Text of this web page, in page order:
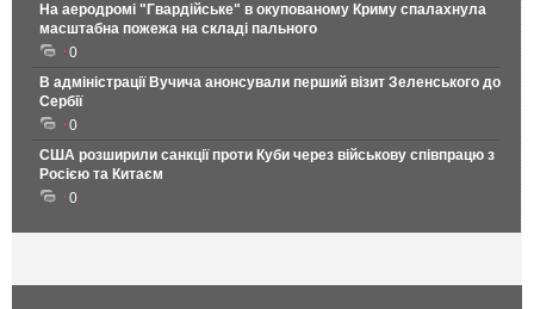
На аеродромі "Гвардійське" в окупованому Криму спалахнула
масштабна пожежа на складі пального
0
В адміністрації Вучича анонсували перший візит Зеленського до
Сербії
0
США розширили санкції проти Куби через військову співпрацю з
Росією та Китаєм
0